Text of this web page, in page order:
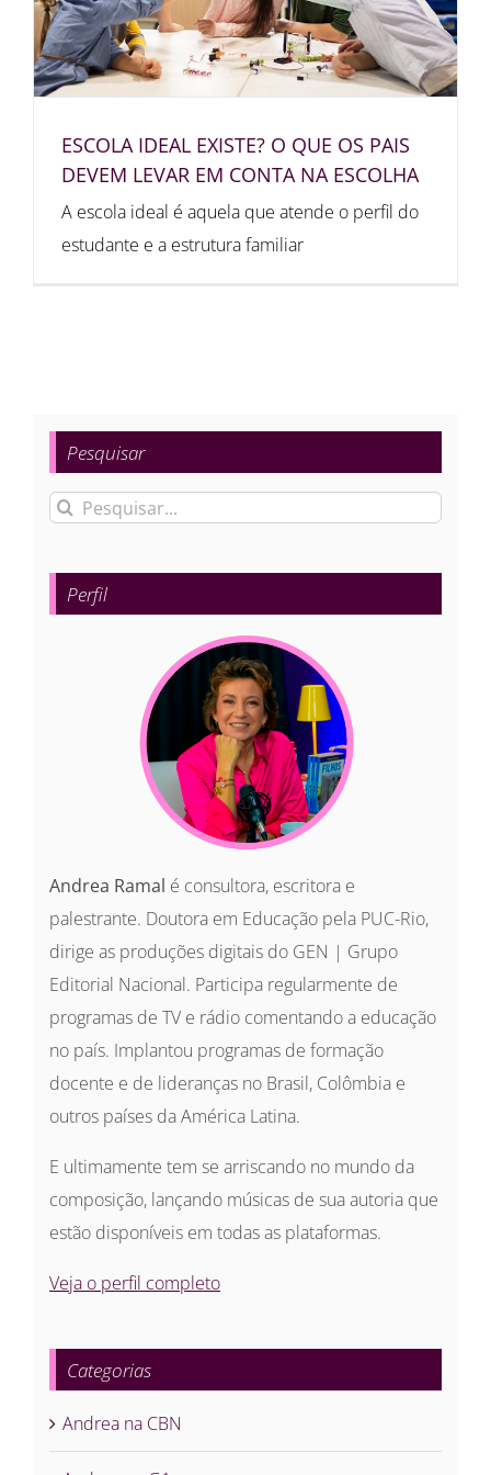
ESCOLA IDEAL EXISTE? O QUE OS PAIS
DEVEM LEVAR EM CONTA NA ESCOLHA
A escola ideal é aquela que atende o perfil do
estudante e a estrutura familiar
Pesquisar
Buscar
para:
Perfil
Andrea Ramal é consultora, escritora e
palestrante. Doutora em Educação pela PUC-Rio,
dirige as produções digitais do GEN | Grupo
Editorial Nacional. Participa regularmente de
programas de TV e rádio comentando a educação
no país. Implantou programas de formação
docente e de lideranças no Brasil, Colômbia e
outros países da América Latina.
E ultimamente tem se arriscando no mundo da
composição, lançando músicas de sua autoria que
estão disponíveis em todas as plataformas.
Veja o perfil completo
Categorias
Andrea na CBN